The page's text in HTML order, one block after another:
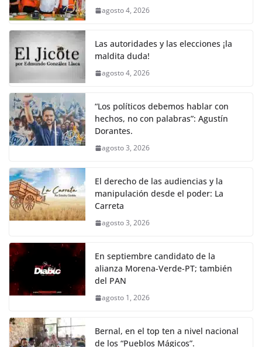
agosto 4, 2026
Las autoridades y las elecciones ¡la
maldita duda!
agosto 4, 2026
“Los políticos debemos hablar con
hechos, no con palabras”: Agustín
Dorantes.
agosto 3, 2026
El derecho de las audiencias y la
manipulación desde el poder: La
Carreta
agosto 3, 2026
En septiembre candidato de la
alianza Morena-Verde-PT; también
del PAN
agosto 1, 2026
Bernal, en el top ten a nivel nacional
de los “Pueblos Mágicos”.